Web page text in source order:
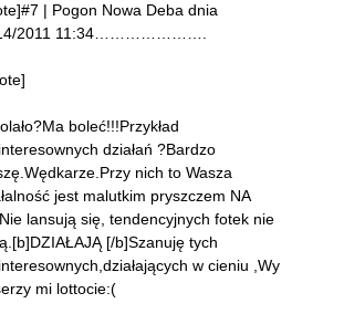
| Pogon Nowa Deba dnia
2011 11:34………………….
boleć!!!Przykład
działań ?Bardzo
nich to Wasza
jest malutkim pryszczem NA
lansują się, tendencyjnych fotek nie
[/b]Szanuję tych
w cieniu ,Wy
mi lottocie:(